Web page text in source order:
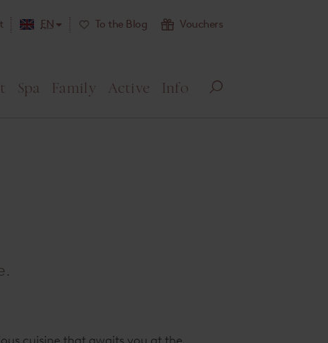
EN To the Blog Vouchers
Spa Family Active Info
cuisine that awaits you at the